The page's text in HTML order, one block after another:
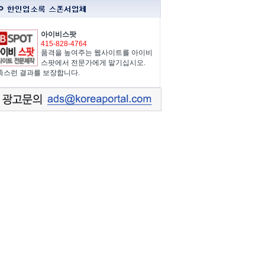
아이비스팟
415-828-4764
품격을 높여주는 웹사이트를 아이비
스팟에서 전문가에게 맡기십시오.
스런 결과를 보장합니다.